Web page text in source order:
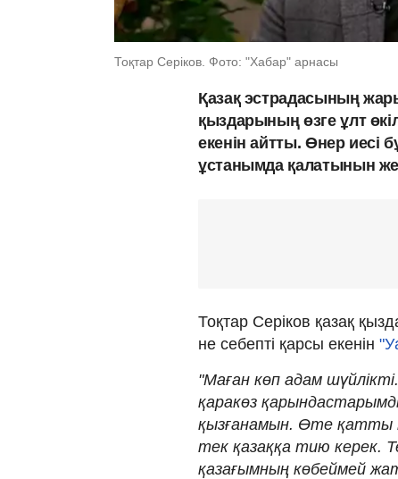
Тоқтар Серіков. Фото: "Хабар" арнасы
Қазақ эстрадасының
қыздарының өзге ұлт
екенін айтты. Өнер иесі
ұстанымда қалатынын
Тоқтар Серіков қазақ
не себепті қарсы екенін
"Маған көп адам
қаракөз
қызғанамын. Өте қатты
тек қазаққа тию керек.
қазағымның көбеймей